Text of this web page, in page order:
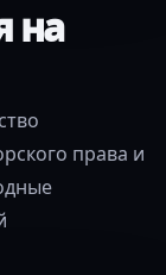
на
права и